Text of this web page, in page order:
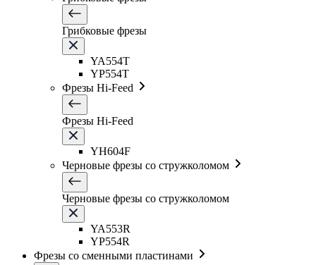
Грибковые фрезы
YA554T
YP554T
Фрезы Hi-Feed
Фрезы Hi-Feed
YH604F
Черновые фрезы со стружколомом
Черновые фрезы со стружколомом
YA553R
YP554R
Фрезы со сменными пластинами